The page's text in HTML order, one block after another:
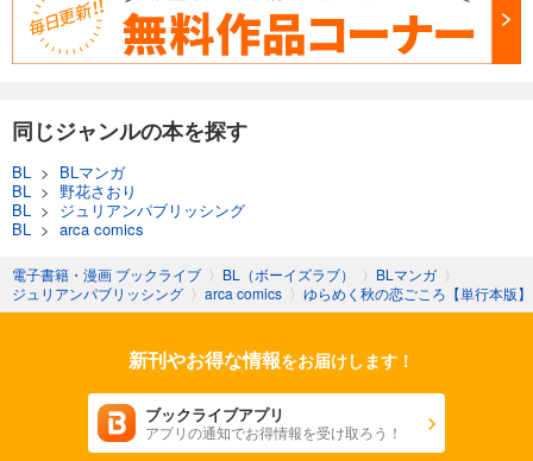
同じジャンルの本を探す
BL > BLマンガ
BL > 野花さおり
BL > ジュリアンパブリッシング
BL > arca comics
電子書籍・漫画 ブックライブ 〉 BL（ボーイズラブ） 〉 BLマンガ 〉
ジュリアンパブリッシング 〉 arca comics 〉 ゆらめく秋の恋ごころ【単行本版】
新刊やお得な情報をお届けします！
ブックライブアプリ
アプリの通知でお得情報を受け取ろう！